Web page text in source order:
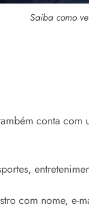
Saiba como
conta
com nome, e-